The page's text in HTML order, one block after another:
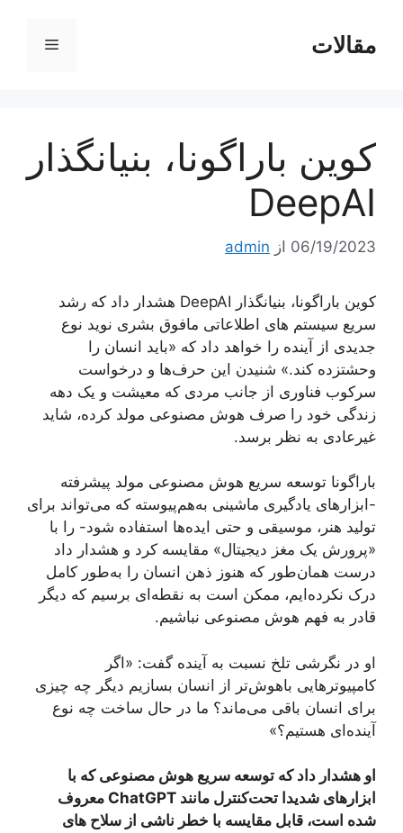
محتوامقالات فهرست
کوین باراگونا، بنیانگذار
DeepAI
06/19/2023 از admin
کوین باراگونا، بنیانگذار DeepAI هشدار داد که رشد
سریع سیستم های اطلاعاتی مافوق بشری نوید نوع
جدیدی از آینده را خواهد داد که «باید انسان را
وحشتزده کند.» شنیدن این حرف‌ها و درخواست
سرکوب فناوری از جانب مردی که معیشت و یک دهه
زندگی خود را صرف هوش مصنوعی مولد کرده، شاید
غیرعادی به نظر برسد.
باراگونا توسعه سریع هوش مصنوعی مولد پیشرفته
-ابزارهای یادگیری ماشینی به‌هم‌پیوسته که می‌تواند برای
تولید هنر، موسیقی و حتی ایده‌ها استفاده شود- را با
«پرورش یک مغز دیجیتال» مقایسه کرد و هشدار داد
درست همان‌طور که هنوز ذهن انسان را به‌طور کامل
درک نکرده‌ایم، ممکن است به نقطه‌ای برسیم که دیگر
قادر به فهم هوش مصنوعی نباشیم.
او در نگرشی تلخ نسبت به آینده گفت: «اگر
کامپیوترهایی باهوش‌تر از انسان بسازیم دیگر چه چیزی
برای انسان باقی می‌ماند؟ ما در حال ساخت چه نوع
آینده‌ای هستیم؟»
او هشدار داد که توسعه سریع هوش مصنوعی که با
ابزارهای شدیدا تحت‌کنترل مانند ChatGPT معروف
شده‌ است، قابل مقایسه با خطر ناشی از سلاح های